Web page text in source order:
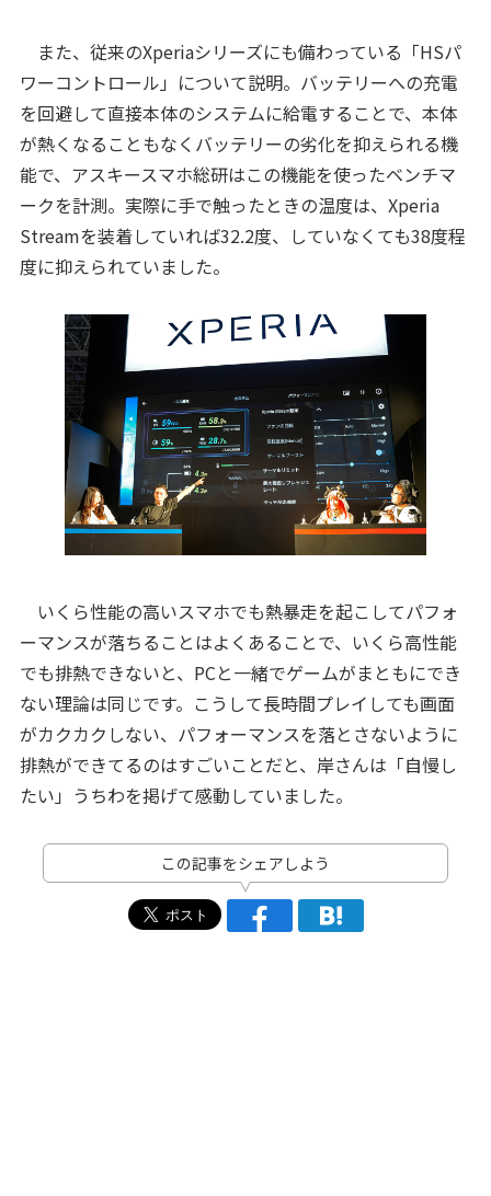
また、従来のXperiaシリーズにも備わっている「HSパ
ワーコントロール」について説明。バッテリーへの充電
を回避して直接本体のシステムに給電することで、本体
が熱くなることもなくバッテリーの劣化を抑えられる機
能で、アスキースマホ総研はこの機能を使ったベンチマ
ークを計測。実際に手で触ったときの温度は、Xperia
Streamを装着していれば32.2度、していなくても38度程
度に抑えられていました。
いくら性能の高いスマホでも熱暴走を起こしてパフォ
ーマンスが落ちることはよくあることで、いくら高性能
でも排熱できないと、PCと一緒でゲームがまともにでき
ない理論は同じです。こうして長時間プレイしても画面
がカクカクしない、パフォーマンスを落とさないように
排熱ができてるのはすごいことだと、岸さんは「自慢し
たい」うちわを掲げて感動していました。
この記事をシェアしよう